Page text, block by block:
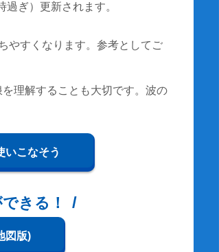
ぎ）更新されます。
やすくなります。参考としてご
理解することも大切です。波の
いこなそう
きる！
図版)